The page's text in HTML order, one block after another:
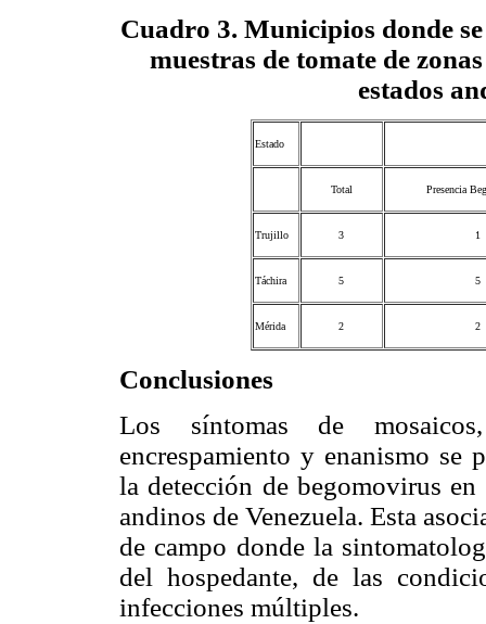
Cuadro 3. Municipios donde
muestras de tomate de
estados
Estado
Total Presencia
Trujillo 3 1
Táchira 5 5
Mérida 2 2
Conclusiones
Los síntomas de mosaicos,
encrespamiento y enanismo se
la detección de begomovirus
andinos de Venezuela. Esta
de campo donde la
del hospedante, de las
infecciones múltiples.